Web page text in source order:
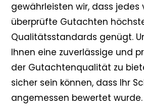
gewährleisten wir, dass jedes
überprüfte Gutachten
Qualitätsstandards genügt.
Ihnen eine zuverlässige und
der Gutachtenqualität zu
sicher sein können, dass Ihr
angemessen bewertet wurde.